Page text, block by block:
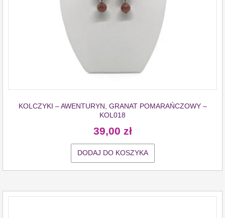
KOLCZYKI – AWENTURYN, GRANAT POMARAŃCZOWY –
KOL018
39,00 zł
DODAJ DO KOSZYKA